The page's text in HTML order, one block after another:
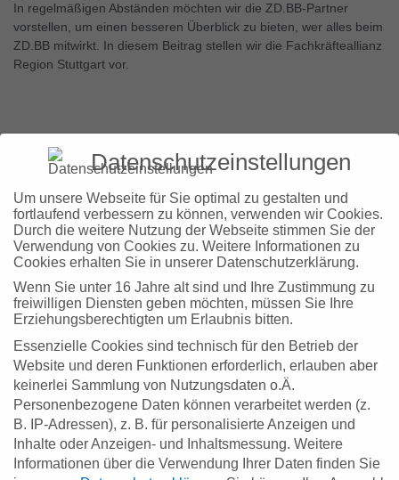
In regelmäßigen Abständen möchten wir die ZD.BB-Partner
vorstellen, um einen besseren Überblick zu bieten, wer alles beim
ZD.BB mitwirkt. In diesem Beitrag stellen wir die Fachkräfteallianz
Region Stuttgart vor.
Datenschutzeinstellungen
Um unsere Webseite für Sie optimal zu gestalten und
fortlaufend verbessern zu können, verwenden wir Cookies.
Durch die weitere Nutzung der Webseite stimmen Sie der
Verwendung von Cookies zu. Weitere Informationen zu
Cookies erhalten Sie in unserer Datenschutzerklärung.
Wenn Sie unter 16 Jahre alt sind und Ihre Zustimmung zu
freiwilligen Diensten geben möchten, müssen Sie Ihre
Erziehungsberechtigten um Erlaubnis bitten.
Essenzielle Cookies sind technisch für den Betrieb der
Website und deren Funktionen erforderlich, erlauben aber
keinerlei Sammlung von Nutzungsdaten o.Ä.
Personenbezogene Daten können verarbeitet werden (z.
B. IP-Adressen), z. B. für personalisierte Anzeigen und
Inhalte oder Anzeigen- und Inhaltsmessung. Weitere
Informationen über die Verwendung Ihrer Daten finden Sie